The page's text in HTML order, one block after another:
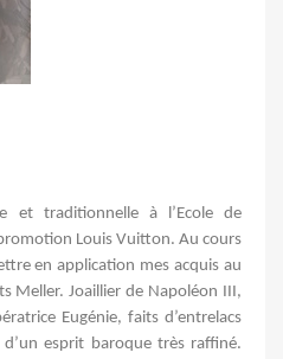
et traditionnelle à l’Ecole de
Louis Vuitton. Au cours
en application mes acquis au
Meller. Joaillierde Napoléon III,
Eugénie, faits d’entrelacs
esprit baroque très raffiné.